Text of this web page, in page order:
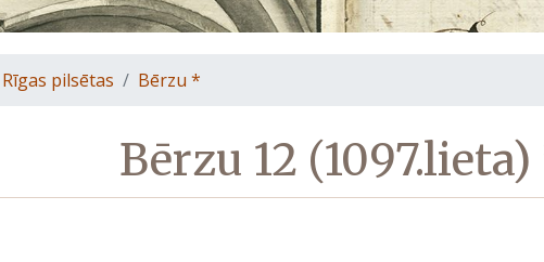
Rīgas pilsētas Bērzu *
Bērzu 12